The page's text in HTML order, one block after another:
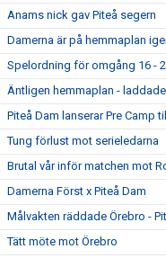
Anams nick gav Piteå segern
Damerna är på hemmaplan
Spelordning för omgång 16 -
Äntligen hemmaplan -
Piteå Dam lanserar Pre Camp
Tung förlust mot serieledarna
Brutal vår inför matchen mot
Damerna Först x Piteå Dam
Målvakten räddade Örebro -
Tätt möte mot Örebro